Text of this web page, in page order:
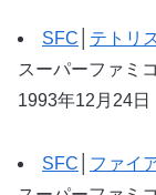
SFC
テトリ
スーパーファミ
1993年12月24日
SFC
ファイ